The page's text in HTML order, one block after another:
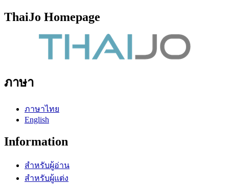
ThaiJo Homepage
ภาษา
ภาษาไทย
English
Information
สำหรับผู้อ่าน
สำหรับผู้แต่ง